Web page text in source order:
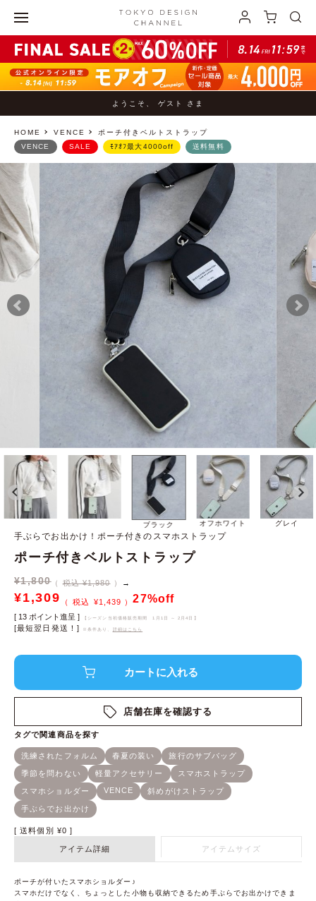
ようこそ、 ゲスト さま
HOME VENCE ポーチ付きベルトストラップ
ブラック オフホワイト グレイ
VENCE SALE ﾓｱｵﾌ最大4000off 送料無料
手ぶらでお出かけ！ポーチ付きのスマホストラップ
ポーチ付きベルトストラップ
¥1,800 税込 ¥1,980 →
¥1,309 ¥1,439 27%off
[ 13 ポイント進呈 ] 【シーズン当初価格販売期間 1月1日 ～ 2月4日 】
[最短翌日発送！] ※条件あり、 詳細はこちら
店舗在庫を確認する
送料個別 ¥0
アイテム詳細 アイテムサイズ
ポーチが付いたスマホショルダー♪
スマホだけでなく、ちょっとした小物も収納できるため手ぶらでお出かけできま